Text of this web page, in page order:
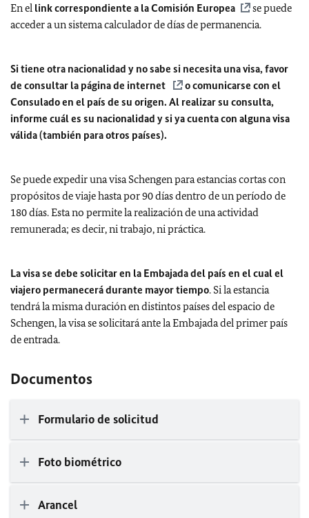
En el link correspondiente a la Comisión Europea
se puede
acceder a un sistema calculador de días de permanencia.
Si tiene otra nacionalidad y no sabe si necesita una visa, favor
de consultar la página de internet
o comunicarse con el
Consulado en el país de su origen. Al realizar su consulta,
informe cuál es su nacionalidad y si ya cuenta con alguna visa
válida (también para otros países).
Se puede expedir una visa Schengen para estancias cortas con
propósitos de viaje hasta por 90 días dentro de un período de
180 días. Esta no permite la realización de una actividad
remunerada; es decir, ni trabajo, ni práctica.
La visa se debe solicitar en la Embajada del país en el cual el
viajero permanecerá durante mayor tiempo. Si la estancia
tendrá la misma duración en distintos países del espacio de
Schengen, la visa se solicitará ante la Embajada del primer país
de entrada.
Documentos
Formulario de solicitud
Foto biométrico
Arancel